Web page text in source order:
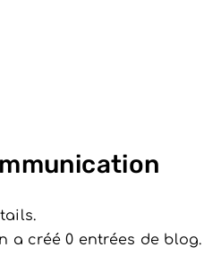
a créé 0 entrées de blog.